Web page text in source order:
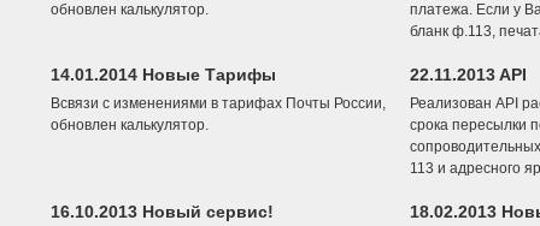
обновлен калькулятор.
платежа. Если у
бланк ф.113,
14.01.2014 Новые Тарифы
Всвязи с изменениями в тарифах Почты России,
обновлен калькулятор.
22.11.2013 API
Реализован API
срока пересылки
113 и адресного
16.10.2013 Новый сервис! 18.02.2013